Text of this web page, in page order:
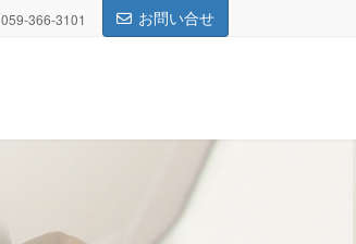
059-366-3101 お問い合せ